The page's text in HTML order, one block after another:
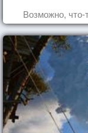
Возможно, что-